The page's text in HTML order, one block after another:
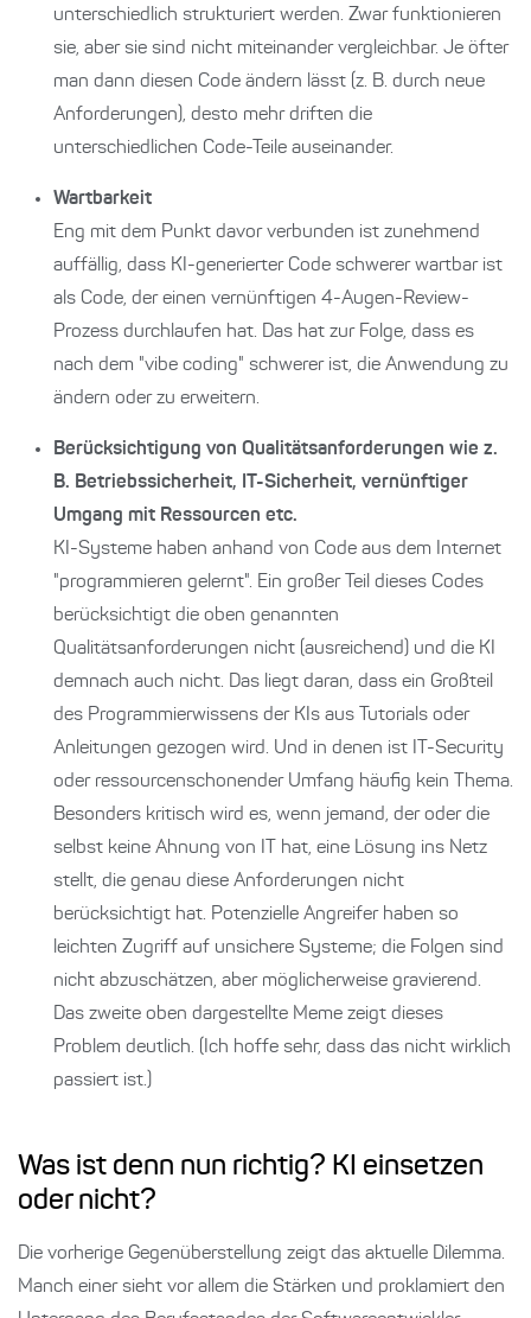
unterschiedlich strukturiert werden. Zwar funktionieren
sie, aber sie sind nicht miteinander vergleichbar. Je öfter
man dann diesen Code ändern lässt (z. B. durch neue
Anforderungen), desto mehr driften die
unterschiedlichen Code-Teile auseinander.
Wartbarkeit
Eng mit dem Punkt davor verbunden ist zunehmend
auffällig, dass KI-generierter Code schwerer wartbar ist
als Code, der einen vernünftigen 4-Augen-Review-
Prozess durchlaufen hat. Das hat zur Folge, dass es
nach dem "vibe coding" schwerer ist, die Anwendung zu
ändern oder zu erweitern.
Berücksichtigung von Qualitätsanforderungen wie z.
B. Betriebssicherheit, IT-Sicherheit, vernünftiger
Umgang mit Ressourcen etc.
KI-Systeme haben anhand von Code aus dem Internet
"programmieren gelernt". Ein großer Teil dieses Codes
berücksichtigt die oben genannten
Qualitätsanforderungen nicht (ausreichend) und die KI
demnach auch nicht. Das liegt daran, dass ein Großteil
des Programmierwissens der KIs aus Tutorials oder
Anleitungen gezogen wird. Und in denen ist IT-Security
oder ressourcenschonender Umfang häufig kein Thema.
Besonders kritisch wird es, wenn jemand, der oder die
selbst keine Ahnung von IT hat, eine Lösung ins Netz
stellt, die genau diese Anforderungen nicht
berücksichtigt hat. Potenzielle Angreifer haben so
leichten Zugriff auf unsichere Systeme; die Folgen sind
nicht abzuschätzen, aber möglicherweise gravierend.
Das zweite oben dargestellte Meme zeigt dieses
Problem deutlich. (Ich hoffe sehr, dass das nicht wirklich
passiert ist.)
Was ist denn nun richtig? KI einsetzen
oder nicht?
Die vorherige Gegenüberstellung zeigt das aktuelle Dilemma.
Manch einer sieht vor allem die Stärken und proklamiert den